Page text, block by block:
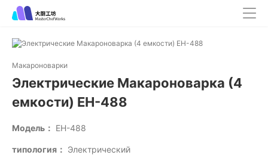
Макароноварки
Электрические Макароноварка (4
емкости) EH-488
Модель： EH-488
типология： Электрический